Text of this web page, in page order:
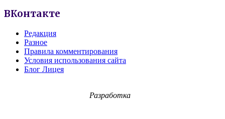
ВКонтакте
Редакция
Разное
Правила комментирования
Условия использования сайта
Блог Лицея
Разработка